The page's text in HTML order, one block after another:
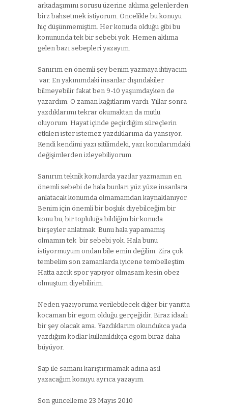
arkadaşımını sorusu üzerine aklıma gelenlerden
birz bahsetmek istiyorum. Öncelikle bu konuyu
hiç düşünmemiştim. Her konuda olduğu gibi bu
konununda tek bir sebebi yok. Hemen aklıma
gelen bazı sebepleri yazayım.
Sanırım en önemli şey benim yazmaya ihtiyacım
var. En yakınımdaki insanlar dışındakiler
bilmeyebilir fakat ben 9-10 yaşıımdayken de
yazardım. O zaman kağıtlarım vardı. Yıllar sonra
yazdıklarımı tekrar okumaktan da mutlu
oluyorum. Hayat içinde geçirdiğim süreçlerin
etkileri ister istemez yazdıklarıma da yansıyor.
Kendi kendimi yazı sitilimdeki, yazı konularımdaki
değişimlerden izleyebiliyorum.
Sanırım teknik konularda yazılar yazmamın en
önemli sebebi de hala bunları yüz yüze insanlara
anlatacak konumda olmamamdan kaynaklanıyor.
Benim için önemli bir boşluk diyebilceğim bir
konu bu, bir topluluğa bildiğim bir konuda
birşeyler anlatmak. Bunu hala yapamamış
olmamın tek bir sebebi yok. Hala bunu
istiyormuyum ondan bile emin değilim. Zira çok
tembelim son zamanlarda iyicene tembelleştim.
Hatta azcık spor yapıyor olmasam kesin obez
olmuştum diyebilirim.
Neden yazıyoruma verilebilecek diğer bir yanıtta
kocaman bir egom olduğu gerçeğidir. Biraz idaalı
bir şey olacak ama. Yazdıklarım okundukca yada
yazdığım kodlar kullanıldıkça egom biraz daha
büyüyor.
Sap ile samanı karıştırmamak adına asıl
yazacağım konuyu ayrıca yazayım.
Son güncelleme 23 Mayıs 2010